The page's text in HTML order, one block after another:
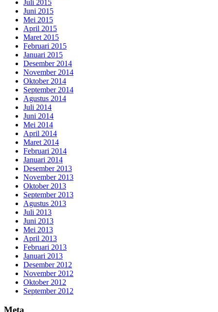
Juli 2015
Juni 2015
Mei 2015
April 2015
Maret 2015
Februari 2015
Januari 2015
Desember 2014
November 2014
Oktober 2014
September 2014
Agustus 2014
Juli 2014
Juni 2014
Mei 2014
April 2014
Maret 2014
Februari 2014
Januari 2014
Desember 2013
November 2013
Oktober 2013
September 2013
Agustus 2013
Juli 2013
Juni 2013
Mei 2013
April 2013
Februari 2013
Januari 2013
Desember 2012
November 2012
Oktober 2012
September 2012
Meta